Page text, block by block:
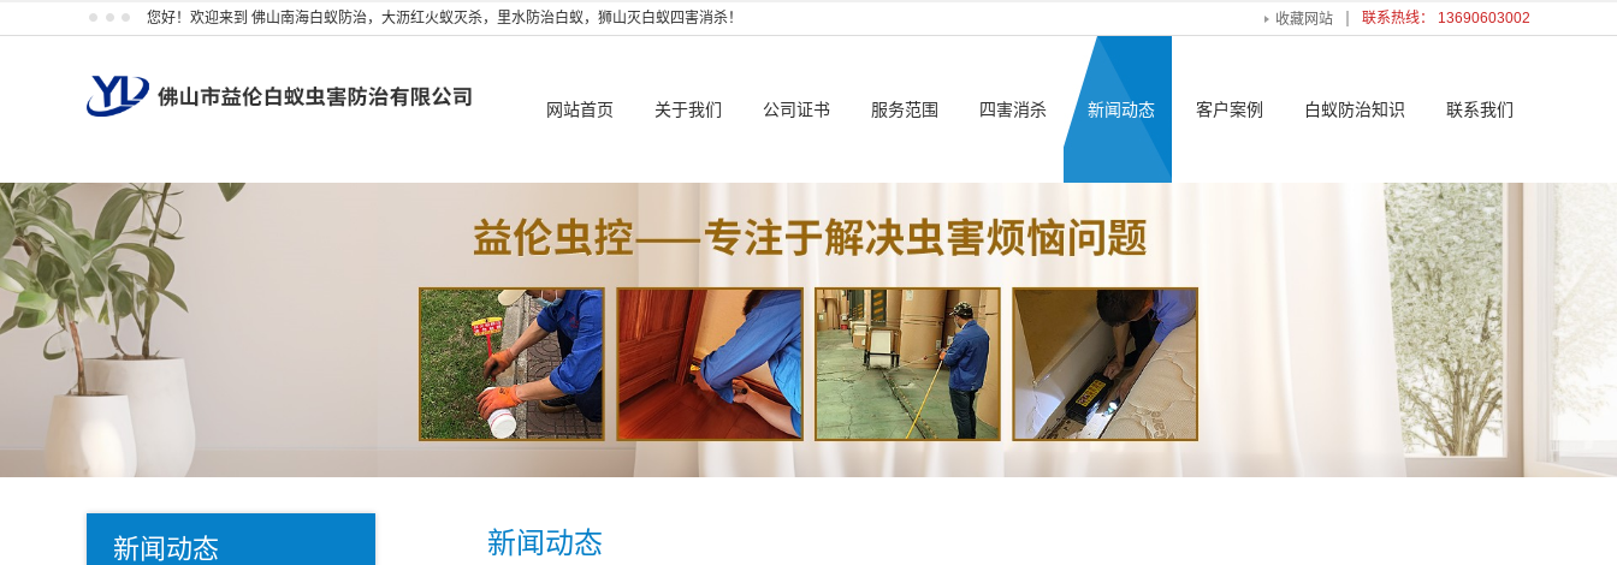
您好！欢迎来到 佛山南海白蚁防治，大沥红火蚁灭杀，里水防治白蚁，狮山灭白蚁四害消杀！ 收藏网站 联系热线： 13690603002
网站首页 关于我们 公司证书 服务范围 四害消杀 新闻动态 客户案例 白蚁防治知识 联系我们
新闻动态 新闻动态